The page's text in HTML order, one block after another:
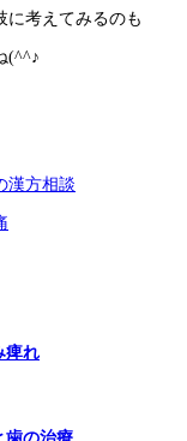
に考えてみるのも
(^^♪
漢方相談
痺れ